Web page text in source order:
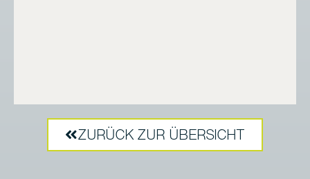
ZURÜCK ZUR ÜBERSICHT